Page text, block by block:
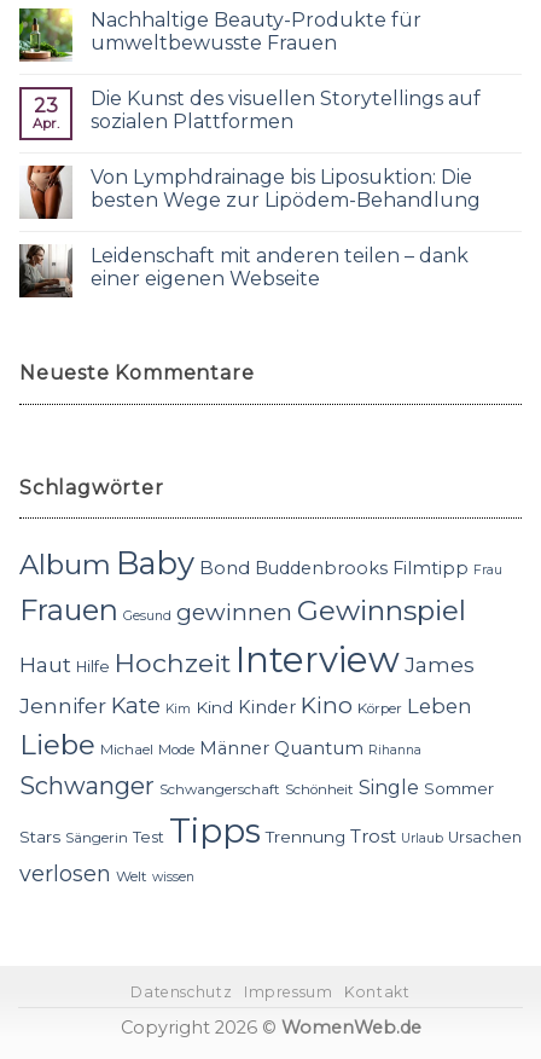
Nachhaltige Beauty-Produkte für
umweltbewusste Frauen
23
Apr.
Die Kunst des visuellen Storytellings auf
sozialen Plattformen
Von Lymphdrainage bis Liposuktion: Die
besten Wege zur Lipödem-Behandlung
Leidenschaft mit anderen teilen – dank
einer eigenen Webseite
Neueste Kommentare
Schlagwörter
Album Baby Bond Buddenbrooks Filmtipp Frau
Frauen Gesund gewinnen Gewinnspiel
Haut Hilfe Hochzeit InterviewJames
Jennifer Kate Kim Kind Kinder Kino Körper Leben
Liebe Michael Mode Männer Quantum Rihanna
Schwanger Schwangerschaft Schönheit Single Sommer
Stars Sängerin Test Tipps Trennung Trost Urlaub Ursachen
verlosen Welt wissen
Datenschutz Impressum Kontakt
Copyright 2026 © WomenWeb.de